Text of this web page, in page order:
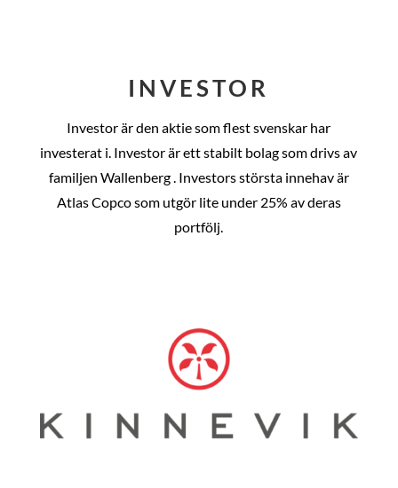
INVESTOR
Investor är den aktie som flest svenskar har
investerat i. Investor är ett stabilt bolag som drivs av
familjen Wallenberg . Investors största innehav är
Atlas Copco som utgör lite under 25% av deras
portfölj.